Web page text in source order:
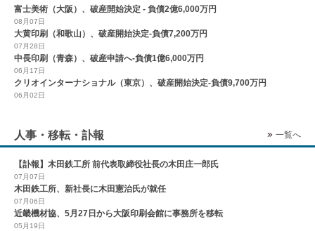
富士美術（大阪）、破産開始決定 - 負債2億6,000万円
08月07日
大黄印刷（和歌山）、破産開始決定-負債7,200万円
07月28日
中長印刷（青森）、破産申請へ-負債1億6,000万円
06月17日
クリオインターナショナル（東京）、破産開始決定-負債9,700万円
06月02日
人事・移転・訃報 一覧へ
【訃報】木田鉄工所 前代表取締役社長の木田庄一郎氏
07月07日
木田鉄工所、新社長に木田憲治氏が就任
07月06日
近畿機材協、5月27日から大阪印刷会館に事務所を移転
05月19日